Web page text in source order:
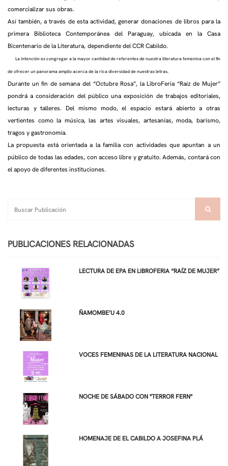
comercializar sus obras.
Así también, a través de esta actividad, generar donaciones de libros para la
primera Biblioteca Contemporánea del Paraguay, ubicada en la Casa
Bicentenario de la Literatura, dependiente del CCR Cabildo.
La intención es congregar a la mayor cantidad de referentes de nuestra literatura femenina con el fin
de ofrecer un panorama amplio acerca de la rica diversidad de nuestras letras.
Durante un fin de semana del “Octubre Rosa”, la LibroFeria “Raíz de Mujer”
pondrá a consideración del público una exposición de trabajos editoriales,
lecturas y talleres. Del mismo modo, el espacio estará abierto a otras
vertientes como la música, las artes visuales, artesanías, moda, barismo,
tragos y gastronomía.
La propuesta está orientada a la familia con actividades que apuntan a un
público de todas las edades, con acceso libre y gratuito. Además, contará con
el apoyo de diferentes instituciones.
PUBLICACIONES RELACIONADAS
LECTURA DE EPA EN LIBROFERIA “RAÍZ DE MUJER”
ÑAMOMBE’U 4.0
VOCES FEMENINAS DE LA LITERATURA NACIONAL
NOCHE DE SÁBADO CON "TERROR FERN"
HOMENAJE DE EL CABILDO A JOSEFINA PLÁ